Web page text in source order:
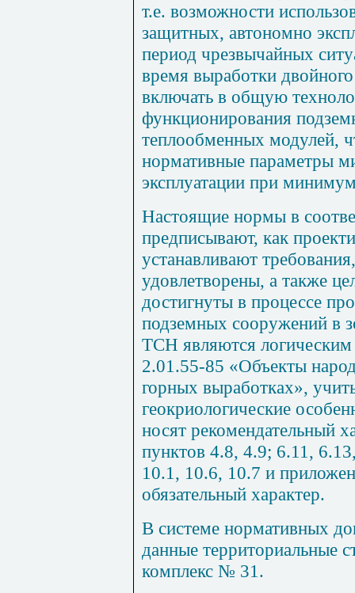
т.е. возможности
защитных, автономно
период чрезвычайных
время выработки
включать в общую
функционирования
теплообменных модулей,
нормативные параметры
эксплуатации при
Настоящие нормы в
предписывают, как
устанавливают
удовлетворены, а также
достигнуты в процессе
подземных сооружений в
ТСН являются
2.01.55-85 «Объекты
горных выработках»,
геокриологические
носят рекомендательный
пунктов 4.8, 4.9; 6.11 , 6.13
10.1 , 10.6, 10.7 и
обязательный характер.
В системе нормативных
данные территориальные
комплекс № 31.